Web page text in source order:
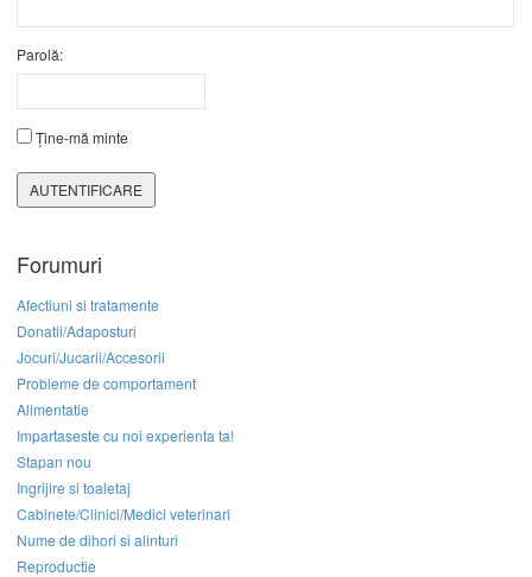
Parolă:
Ține-mă minte
AUTENTIFICARE
Forumuri
Afectiuni si tratamente
Donatii/Adaposturi
Jocuri/Jucarii/Accesorii
Probleme de comportament
Alimentatie
Impartaseste cu noi experienta ta!
Stapan nou
Ingrijire si toaletaj
Cabinete/Clinici/Medici veterinari
Nume de dihori si alinturi
Reproductie